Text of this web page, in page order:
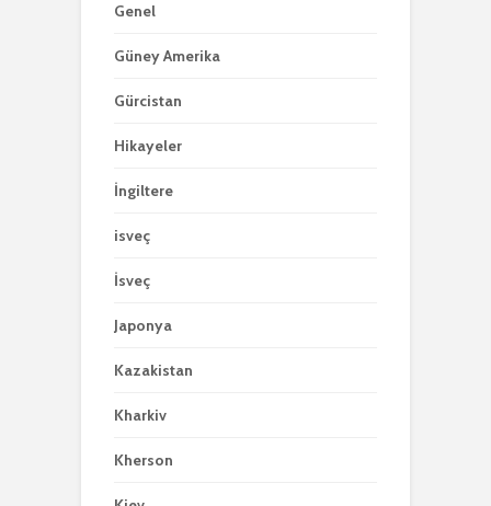
Genel
Güney Amerika
Gürcistan
Hikayeler
İngiltere
isveç
İsveç
Japonya
Kazakistan
Kharkiv
Kherson